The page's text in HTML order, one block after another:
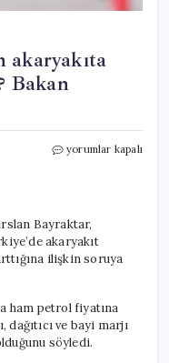
akaryakıta
Bakan
Petrol
indirim
gelmiyor?
Bakan
yorumlar kapalı
Bayraktar,
akaryakıt
ilişkin soruya
ham petrol fiyatına
dağıtıcı ve bayi marjı
söyledi.